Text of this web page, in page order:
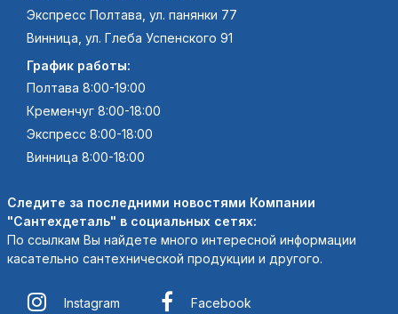
Экспресс Полтава, ул. панянки 77
Винница, ул. Глеба Успенского 91
График работы:
Полтава 8:00-19:00
Кременчуг 8:00-18:00
Экспресс 8:00-18:00
Винница 8:00-18:00
Следите за последними новостями Компании
"Сантехдеталь" в социальных сетях:
По ссылкам Вы найдете много интересной информации
касательно сантехнической продукции и другого.
Instagram Facebook